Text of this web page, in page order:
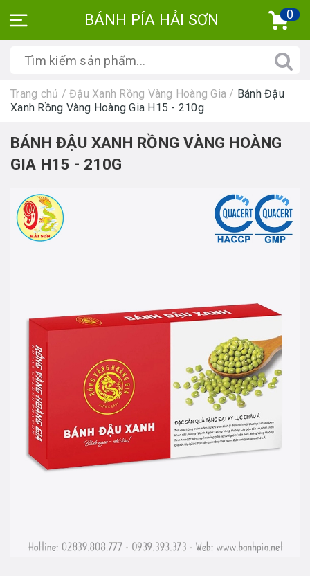
BÁNH PÍA HẢI SƠN 0
Trang chủ / Đậu Xanh Rồng Vàng Hoàng Gia / Bánh Đậu
Xanh Rồng Vàng Hoàng Gia H15 - 210g
BÁNH ĐẬU XANH RỒNG VÀNG HOÀNG
GIA H15 - 210G